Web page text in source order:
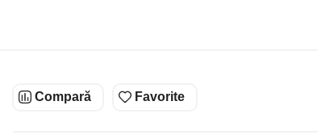
Compară Favorite